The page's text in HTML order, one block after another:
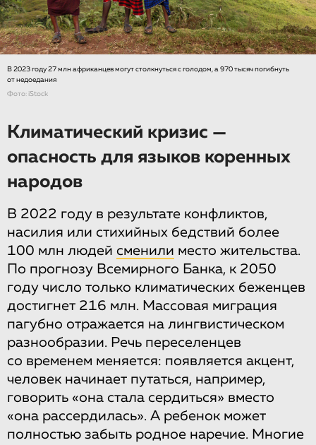
В 2023 году 27 млн африканцев могут столкнуться с голодом, а 970 тысяч погибнуть
от недоедания
Фото: iStock
Климатический кризис —
опасность для языков коренных
народов
В 2022 году в результате конфликтов,
насилия или стихийных бедствий более
100 млн людей сменили место жительства.
По прогнозу Всемирного Банка, к 2050
году число только климатических беженцев
достигнет 216 млн. Массовая миграция
пагубно отражается на лингвистическом
разнообразии. Речь переселенцев
со временем меняется: появляется акцент,
человек начинает путаться, например,
говорить «она стала сердиться» вместо
«она рассердилась». А ребенок может
полностью забыть родное наречие. Многие